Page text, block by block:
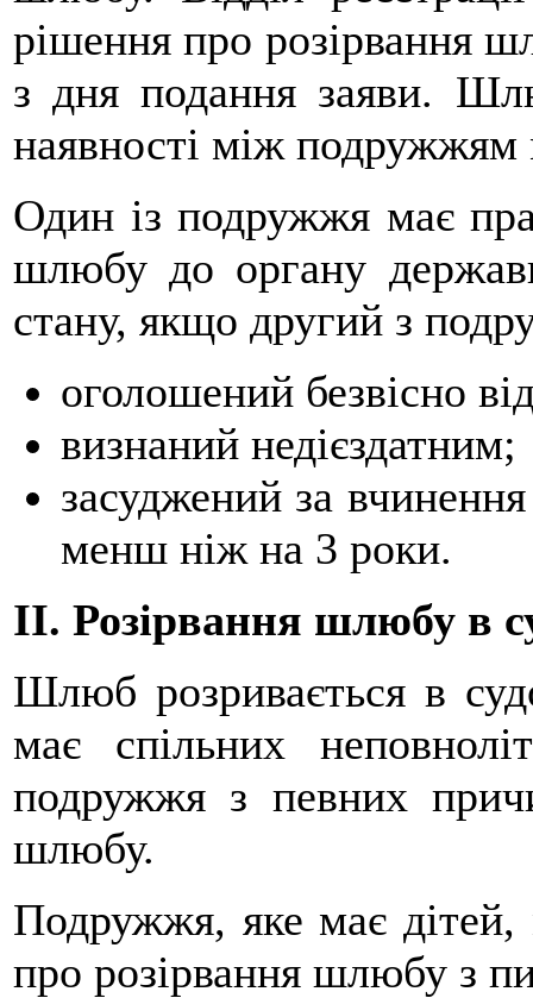
рішення про розірвання
з дня подання заяви.
наявності між подружжям
Один із подружжя має
шлюбу до органу
стану, якщо другий з
оголошений безвісно
визнаний недієздатним;
засуджений за
менш ніж на 3 роки.
II. Розірвання шлюбу в
Шлюб розривається в
має спільних
подружжя з певних
шлюбу.
Подружжя, яке має дітей,
про розірвання шлюбу з